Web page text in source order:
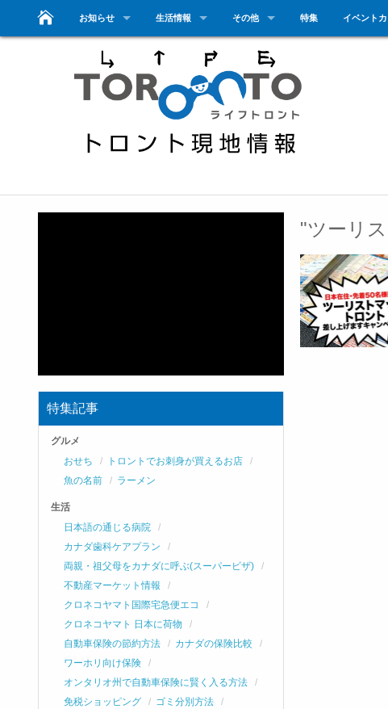
お知らせ 生活情報 その他 特集 イベント
"ツーリ
特集記事
グルメ
おせち
トロントでお刺身が買えるお店
魚の名前
ラーメン
生活
日本語の通じる病院
カナダ歯科ケアプラン
両親・祖父母をカナダに呼ぶ(スーパービザ)
不動産マーケット情報
クロネコヤマト国際宅急便エコ
クロネコヤマト 日本に荷物
自動車保険の節約方法
カナダの保険比較
ワーホリ向け保険
オンタリオ州で自動車保険に賢く入る方法
免税ショッピング
ゴミ分別方法